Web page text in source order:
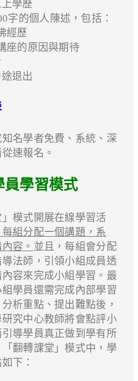
學歷
字的個人陳述，包括：
經歷
座的原因與期待
退出
名學者免費、系統、深
速報名。
員學習模式
模式開展在線學習活
組分配一個講題，系
容。 並且，每組會分配
法師，引領小組成員透
容來完成小組學習。最
學員還需完成內部學習
析重點、提出難點後，
究中心教師將會點評小
導學員真正做到學有所
翻轉課堂」模式中，學
下：